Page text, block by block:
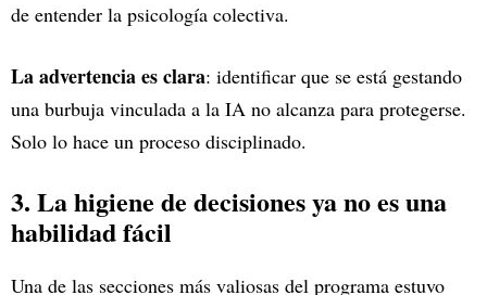
de entender la psicología colectiva.
La advertencia es clara: identificar que se está gestando
una burbuja vinculada a la IA no alcanza para protegerse.
Solo lo hace un proceso disciplinado.
3. La higiene de decisiones ya no es una
habilidad fácil
Una de las secciones más valiosas del programa estuvo